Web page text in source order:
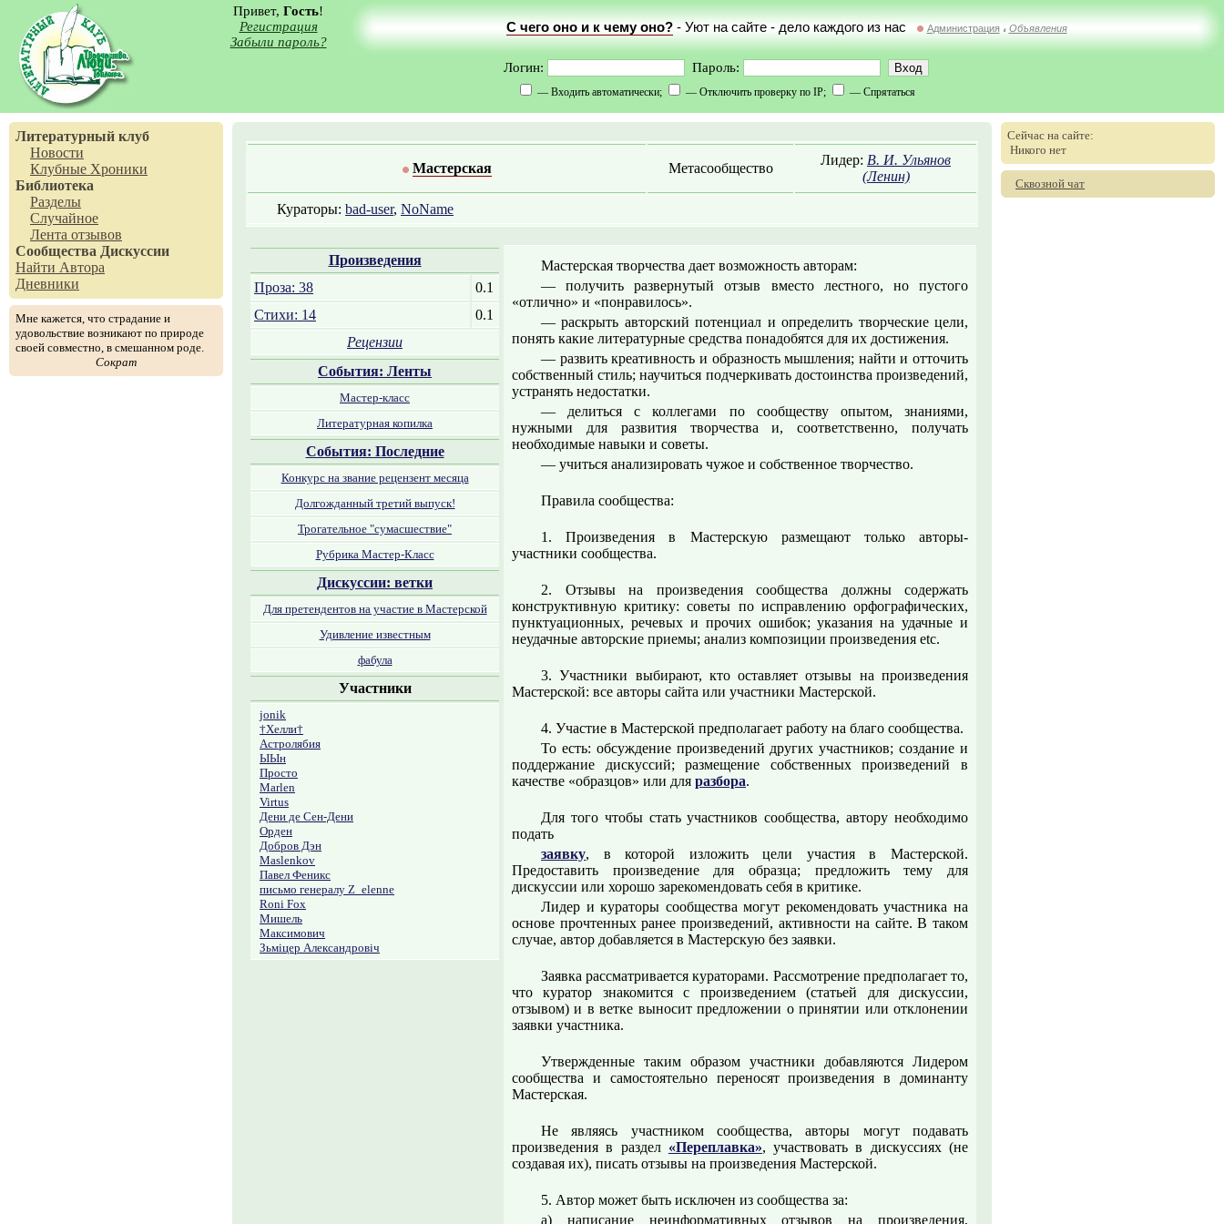
Привет, Гость!
Регистрация
Забыли пароль?
С чего оно и к чему оно?- Уют на сайте - дело каждого из нас Администрация // Объявления
Логин: Пароль:
— Входить автоматически; — Отключить проверку по IP; — Спрятаться
Литературный клуб
Новости
Клубные Хроники
Библиотека
Разделы
Случайное
Лента отзывов
Сообщества Дискуссии
Найти Автора
Дневники
Мне кажется, что страдание и
удовольствие возникают по природе
своей совместно, в смешанном роде.
Сократ
Мастерская Метасообщество
Лидер: В. И. Ульянов
(Ленин)
Кураторы: bad-user, NoName
Произведения
Проза: 38
0.1
Стихи: 14
0.1
Рецензии
События: Ленты
Мастер-класс
Литературная копилка
События: Последние
Конкурс на звание рецензент месяца
Долгожданный третий выпуск!
Трогательное "сумасшествие"
Рубрика Мастер-Класс
Дискуссии: ветки
Для претендентов на участие в Мастерской
Удивление известным
фабула
Участники
jonik
†Хелли†
Астролябия
ЫЫн
Просто
Marlen
Virtus
Дени де Сен-Дени
Орден
Добров Дэн
Maslenkov
Павел Феникс
письмо генералу Z_elenne
Roni Fox
Мишель
Максимович
Зьміцер Александровіч
Мастерская творчества дает возможность авторам:
— получить развернутый отзыв вместо лестного, но пустого
«отлично» и «понравилось».
— раскрыть авторский потенциал и определить творческие цели,
понять какие литературные средства понадобятся для их достижения.
— развить креативность и образность мышления; найти и отточить
собственный стиль; научиться подчеркивать достоинства произведений,
устранять недостатки.
— делиться с коллегами по сообществу опытом, знаниями,
нужными для развития творчества и, соответственно, получать
необходимые навыки и советы.
— учиться анализировать чужое и собственное творчество.
Правила сообщества:
1. Произведения в Мастерскую размещают только авторы-
участники сообщества.
2. Отзывы на произведения сообщества должны содержать
конструктивную критику: советы по исправлению орфографических,
пунктуационных, речевых и прочих ошибок; указания на удачные и
неудачные авторские приемы; анализ композиции произведения etc.
3. Участники выбирают, кто оставляет отзывы на произведения
Мастерской: все авторы сайта или участники Мастерской.
4. Участие в Мастерской предполагает работу на благо сообщества.
То есть: обсуждение произведений других участников; создание и
поддержание дискуссий; размещение собственных произведений в
качестве «образцов» или для разбора.
Для того чтобы стать участников сообщества, автору необходимо
подать
заявку, в которой изложить цели участия в Мастерской.
Предоставить произведение для образца; предложить тему для
дискуссии или хорошо зарекомендовать себя в критике.
Лидер и кураторы сообщества могут рекомендовать участника на
основе прочтенных ранее произведений, активности на сайте. В таком
случае, автор добавляется в Мастерскую без заявки.
Заявка рассматривается кураторами. Рассмотрение предполагает то,
что куратор знакомится с произведением (статьей для дискуссии,
отзывом) и в ветке выносит предложении о принятии или отклонении
заявки участника.
Утвержденные таким образом участники добавляются Лидером
сообщества и самостоятельно переносят произведения в доминанту
Мастерская.
Не являясь участником сообщества, авторы могут подавать
произведения в раздел «Переплавка», участвовать в дискуссиях (не
создавая их), писать отзывы на произведения Мастерской.
5. Автор может быть исключен из сообщества за:
а) написание неинформативных отзывов на произведения,
Сейчас на сайте:
Никого нет
Сквозной чат